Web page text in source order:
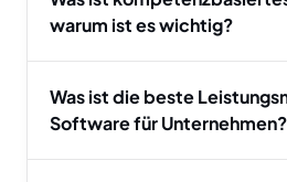
warum ist es wichtig?
Was ist die beste
Software für Unternehmen?